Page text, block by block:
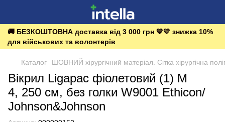
🚚 БЕЗКОШТОВНА доставка від 3 000 грн 💙💛 знижка 10%
для військових та волонтерів
Каталог ШОВНИЙ хірургічний матеріал. Сітка хірургічна
Вікрил Ligapac фіолетовий (1) М
4, 250 см, без голки W9001 Ethicon/
Johnson&Johnson